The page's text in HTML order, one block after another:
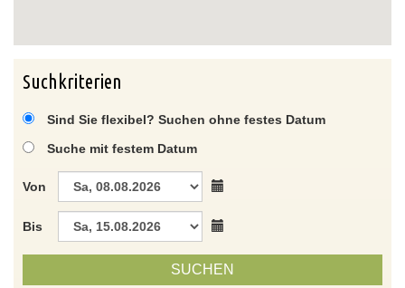
Suchkriterien
Sind Sie flexibel? Suchen ohne festes Datum
Suche mit festem Datum
Von
Bis
SUCHEN